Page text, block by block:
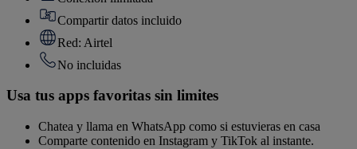
Compartir datos incluido
Red: Airtel
No incluidas
Usa tus apps favoritas sin limites
Chatea y llama en WhatsApp como si estuvieras en casa
Comparte contenido en Instagram y TikTok al instante.